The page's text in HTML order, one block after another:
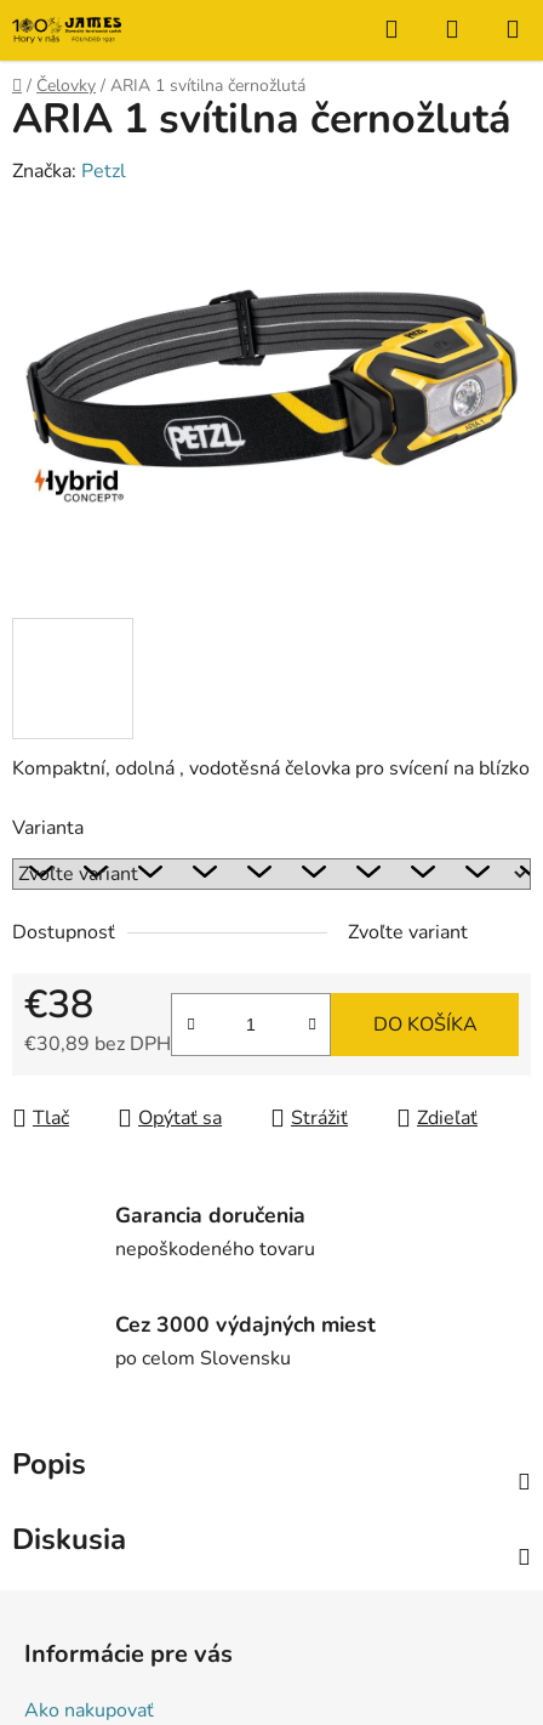
Prejsť
na
obsah
Hľadať
KOŠÍK
Domov
/ Čelovky / ARIA 1 svítilna černožlutá
Kompaktní, odolná , vodotěsná čelovka pro svícení na blízko
Varianta
Dostupnosť Zvoľte variant
€38
€30,89 bez DPH
DO KOŠÍKA
Tlač Opýtať sa Strážiť Zdieľať
ARIA 1 svítilna černožlutá
Značka: Petzl
Garancia doručenia
nepoškodeného tovaru
Cez 3000 výdajných miest
po celom Slovensku
Popis
Diskusia
Informácie pre vás
Ako nakupovať